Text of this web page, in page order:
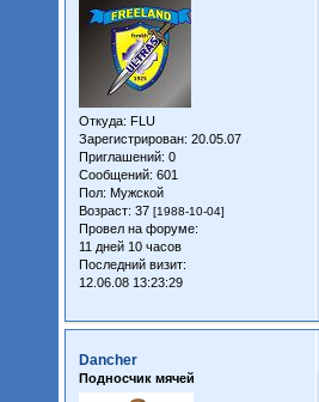
Откуда: FLU
Зарегистрирован: 20.05.07
Приглашений: 0
Сообщений: 601
Пол: Мужской
Возраст: 37 [1988-10-04]
Провел на форуме:
11 дней 10 часов
Последний визит:
12.06.08 13:23:29
Dancher
Подносчик мячей